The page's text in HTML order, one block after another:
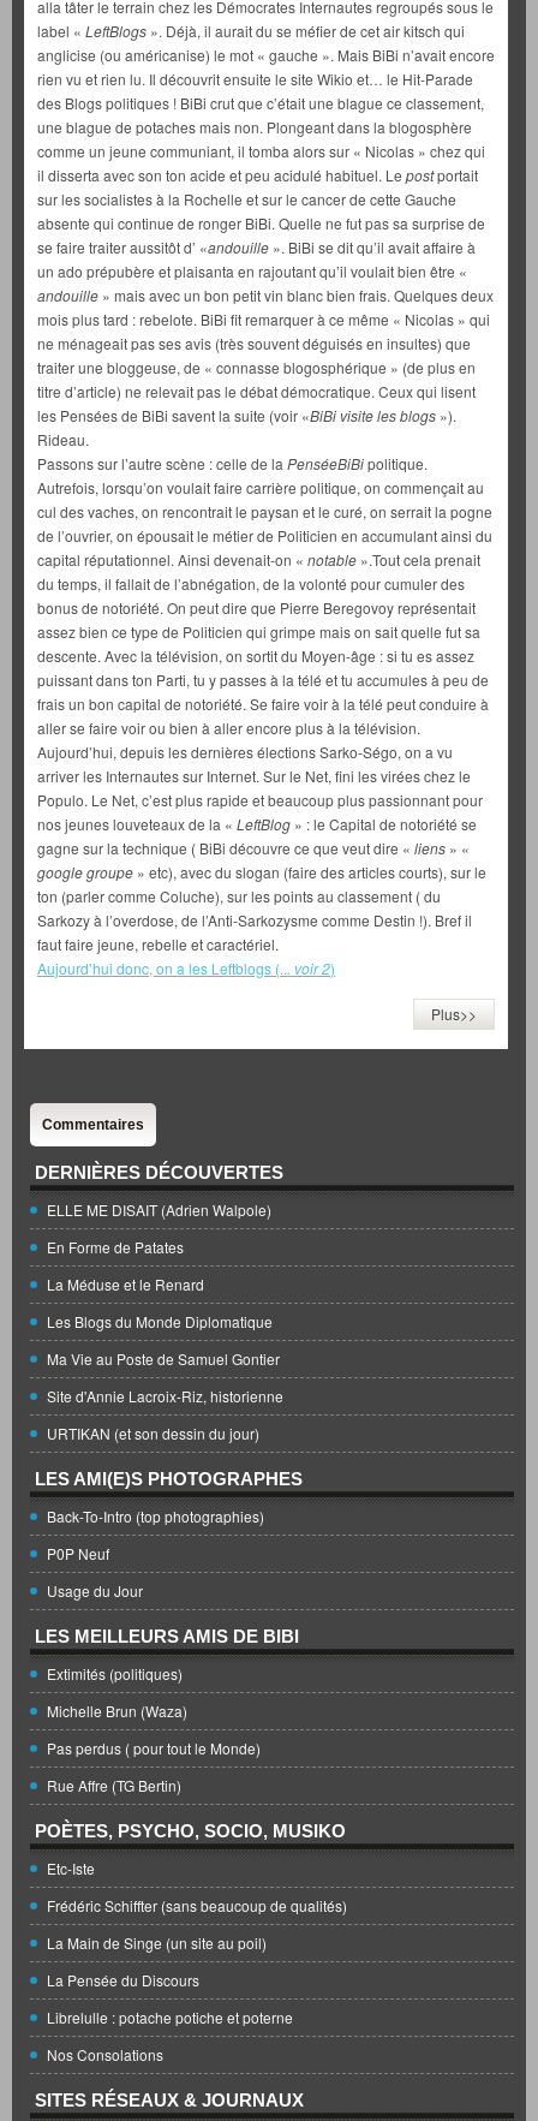
alla tâter le terrain chez les Démocrates Internautes regroupés sous le
label « LeftBlogs ». Déjà, il aurait du se méfier de cet air kitsch qui
anglicise (ou américanise) le mot « gauche ». Mais BiBi n’avait encore
rien vu et rien lu. Il découvrit ensuite le site Wikio et… le Hit-Parade
des Blogs politiques ! BiBi crut que c’était une blague ce classement,
une blague de potaches mais non. Plongeant dans la blogosphère
comme un jeune communiant, il tomba alors sur « Nicolas » chez qui
il disserta avec son ton acide et peu acidulé habituel. Le postportait
sur les socialistes à la Rochelle et sur le cancer de cette Gauche
absente qui continue de ronger BiBi. Quelle ne fut pas sa surprise de
se faire traiter aussitôt d’ «andouille ». BiBi se dit qu’il avait affaire à
un ado prépubère et plaisanta en rajoutant qu’il voulait bien être «
andouille » mais avec un bon petit vin blanc bien frais. Quelques deux
mois plus tard : rebelote. BiBi fit remarquer à ce même « Nicolas » qui
ne ménageait pas ses avis (très souvent déguisés en insultes) que
traiter une bloggeuse, de « connasse blogosphérique » (de plus en
titre d’article) ne relevait pas le débat démocratique. Ceux qui lisent
les Pensées de BiBi savent la suite (voir «BiBi visite les blogs »).
Rideau.
Passons sur l’autre scène : celle de la PenséeBiBipolitique.
Autrefois, lorsqu’on voulait faire carrière politique, on commençait au
cul des vaches, on rencontrait le paysan et le curé, on serrait la pogne
de l’ouvrier, on épousait le métier de Politicien en accumulant ainsi du
capital réputationnel. Ainsi devenait-on « notable ».Tout cela prenait
du temps, il fallait de l’abnégation, de la volonté pour cumuler des
bonus de notoriété. On peut dire que Pierre Beregovoy représentait
assez bien ce type de Politicien qui grimpe mais on sait quelle fut sa
descente. Avec la télévision, on sortit du Moyen-âge : si tu es assez
puissant dans ton Parti, tu y passes à la télé et tu accumules à peu de
frais un bon capital de notoriété. Se faire voir à la télé peut conduire à
aller se faire voir ou bien à aller encore plus à la télévision.
Aujourd’hui, depuis les dernières élections Sarko-Ségo, on a vu
arriver les Internautes sur Internet. Sur le Net, fini les virées chez le
Populo. Le Net, c’est plus rapide et beaucoup plus passionnant pour
nos jeunes louveteaux de la « LeftBlog » : le Capital de notoriété se
gagne sur la technique ( BiBi découvre ce que veut dire « liens » «
google groupe » etc), avec du slogan (faire des articles courts), sur le
ton (parler comme Coluche), sur les points au classement ( du
Sarkozy à l’overdose, de l’Anti-Sarkozysme comme Destin !). Bref il
faut faire jeune, rebelle et caractériel.
Aujourd’hui donc, on a les Leftblogs (... voir 2)
Plus>>
Commentaires
DERNIÈRES DÉCOUVERTES
ELLE ME DISAIT (Adrien Walpole)
En Forme de Patates
La Méduse et le Renard
Les Blogs du Monde Diplomatique
Ma Vie au Poste de Samuel Gontier
Site d'Annie Lacroix-Riz, historienne
URTIKAN (et son dessin du jour)
LES AMI(E)S PHOTOGRAPHES
Back-To-Intro (top photographies)
P0P Neuf
Usage du Jour
LES MEILLEURS AMIS DE BIBI
Extimités (politiques)
Michelle Brun (Waza)
Pas perdus ( pour tout le Monde)
Rue Affre (TG Bertin)
POÈTES, PSYCHO, SOCIO, MUSIKO
Etc-Iste
Frédéric Schiffter (sans beaucoup de qualités)
La Main de Singe (un site au poil)
La Pensée du Discours
Librelulle : potache potiche et poterne
Nos Consolations
SITES RÉSEAUX & JOURNAUX